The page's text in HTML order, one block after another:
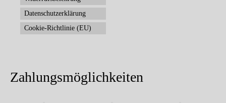
Datenschutzerklärung
Cookie-Richtlinie (EU)
Zahlungsmöglichkeiten